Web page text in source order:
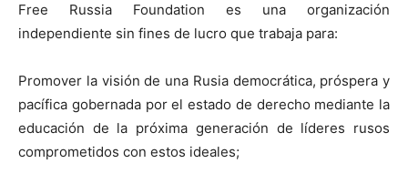
Free Russia Foundation es una organización
independiente sin fines de lucro que trabaja para:
Promover la visión de una Rusia democrática, próspera y
pacífica gobernada por el estado de derecho mediante la
educación de la próxima generación de líderes rusos
comprometidos con estos ideales;